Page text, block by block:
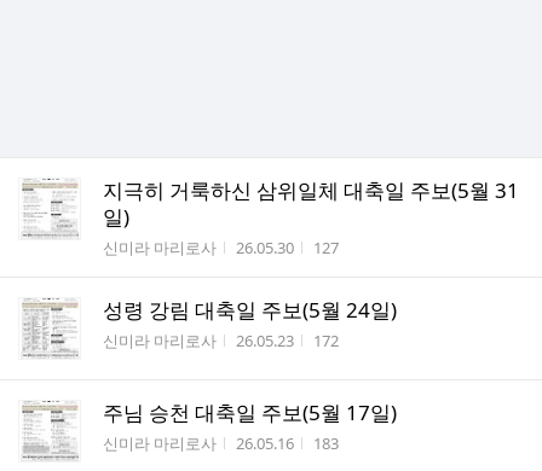
지극히 거룩하신 삼위일체 대축일 주보(5월 31
일)
작성자
신미라 마리로사 작성시간
26.05.30 조회수
127
성령 강림 대축일 주보(5월 24일)
작성자
신미라 마리로사 작성시간
26.05.23 조회수
172
주님 승천 대축일 주보(5월 17일)
작성자
신미라 마리로사 작성시간
26.05.16 조회수
183